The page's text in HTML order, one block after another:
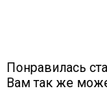
Понравилась
Вам так же